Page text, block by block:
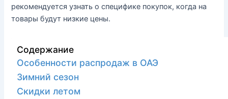
рекомендуется узнать о специфике покупок, когда на
товары будут низкие цены.
Содержание
Особенности распродаж в ОАЭ
Зимний сезон
Скидки летом